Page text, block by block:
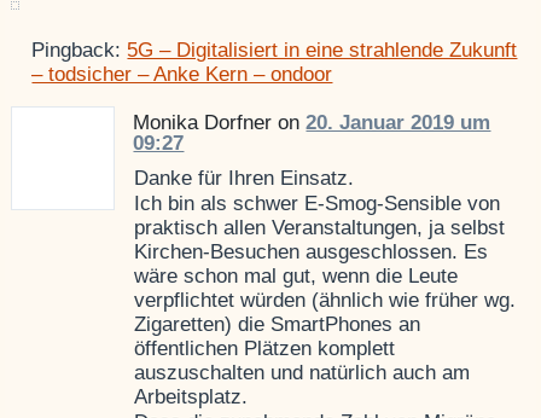
Pingback: 5G – Digitalisiert in eine strahlende Zukunft
– todsicher – Anke Kern – ondoor
Monika Dorfner on20. Januar 2019 um
09:27
Danke für Ihren Einsatz.
Ich bin als schwer E-Smog-Sensible von
praktisch allen Veranstaltungen, ja selbst
Kirchen-Besuchen ausgeschlossen. Es
wäre schon mal gut, wenn die Leute
verpflichtet würden (ähnlich wie früher wg.
Zigaretten) die SmartPhones an
öffentlichen Plätzen komplett
auszuschalten und natürlich auch am
Arbeitsplatz.